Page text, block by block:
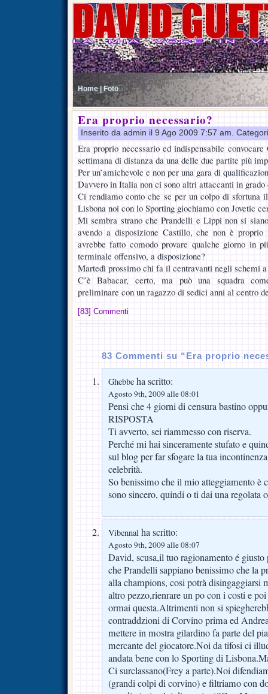
Home | Foto
Era proprio necessario?
Inserito da admin il 9 Ago 2009 7:57 am.
Era proprio necessario ed indispensabile
settimana di distanza da una delle due partite più
Per un’amichevole e non per una gara di
Davvero in Italia non ci sono altri attaccanti in
Ci rendiamo conto che se per un colpo di sfortuna
Lisbona noi con lo Sporting giochiamo con Jovetic
Mi sembra strano che Prandelli e Lippi non si
avendo a disposizione Castillo, che non è
avrebbe fatto comodo provare qualche giorno in
terminale offensivo, a disposizione?
Martedì prossimo chi fa il centravanti negli schemi a
C’è Babacar, certo, ma può una squadra
preliminare con un ragazzo di sedici anni al centro
[83] Commenti
83 Commenti su “Era proprio
Ghebbe ha scritto:
Agosto 9th, 2009 alle 08:01
Pensi che 4 giorni di censura bastino
RISPOSTA
Ti avverto, sei riammesso con riserva.
Perché mi hai sinceramente stufato e
sul blog per far sfogare la tua
celebrità.
So benissimo che il mio atteggiamento è
sono sincero, quindi o ti dai una regolata
Vibennal ha scritto:
Agosto 9th, 2009 alle 08:07
David, scusa,il tuo ragionamento é
che Prandelli sappiano benissimo che la
alla champions, cosi potrà disingaggiarsi
altro pezzo,rienrare un po con i costi e
ormai questa.Altrimenti non si
contraddzioni di Corvino prima ed
mettere in mostra gilardino fa parte del
mercante del giocatore.Noi da tifosi ci
andata bene con lo Sporting di
Ci surclassano(Frey a parte).Noi
(grandi colpi di corvino) e filtriamo con